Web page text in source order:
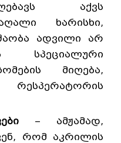
აქვს
ხარისხი,
ადვილი არ
სპეციალური
მიღება,
– ამჟამად,
რომ აკრილის